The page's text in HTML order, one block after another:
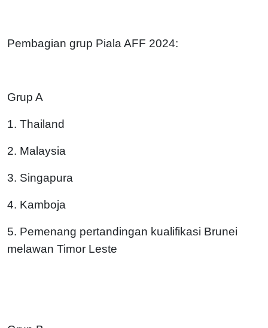
Pembagian grup Piala AFF 2024:
Grup A
1. Thailand
2. Malaysia
3. Singapura
4. Kamboja
5. Pemenang pertandingan kualifikasi Brunei
melawan Timor Leste